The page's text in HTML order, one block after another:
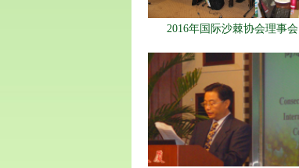
2016年国际沙棘协会理事会